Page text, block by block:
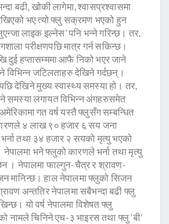
बढी, खोकी लागेमा, श्वासप्रश्वासमा
भए त्यो फ्लु सक्रमण भएको हुन
लाइक इल्नेस’ पनि भन्ने गरिन्छ। तर,
परीक्षणपछि मात्र गर्न सकिन्छ।
दुई हप्तासम्ममा आफै निको भएर जाने
विभिन्न जटिलताहरु देखिने गर्दछन्।
देखिने मुख्य स्वास्थ्य समस्या हो। तर,
समस्या लगायत विभिन्न अंगहरुसमेत
गत वर्ष यस्तै फ्लुसँग सम्बन्धित
४ लाख ९० हजार ६ सय जना
तथा ३४ हजार २ सयको मृत्यु भएको
नेपालमा भने फ्लुको कारणले भर्ना तथा मृत्यु
। नेपालमा फाल्गुन-चैत्र र श्रावण-
मानिन्छ। हाल नेपालमा फ्लुको सिजन
अन्ततिर नेपालमा सबैभन्दा बढी फ्लु
यो वर्ष नेपालमा विशेषत फ्लु
नामले चिनिने एच-३ भाइरस तथा फ्लु ‘बी’